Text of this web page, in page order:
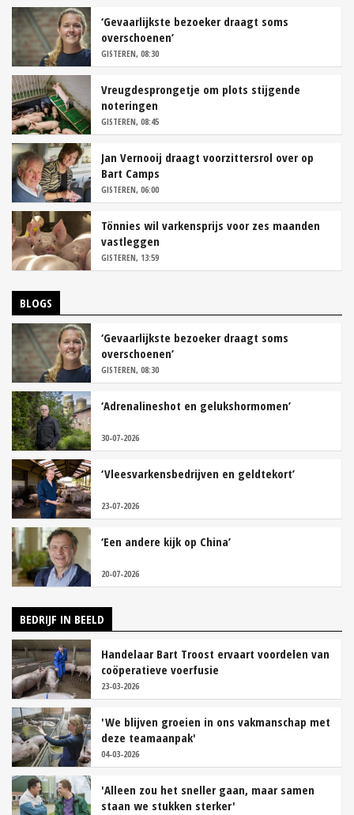
‘Gevaarlijkste bezoeker draagt soms
overschoenen’
GISTEREN, 08:30
Vreugdesprongetje om plots stijgende
noteringen
GISTEREN, 08:45
Jan Vernooij draagt voorzittersrol over op
Bart Camps
GISTEREN, 06:00
Tönnies wil varkensprijs voor zes maanden
vastleggen
GISTEREN, 13:59
BLOGS
‘Gevaarlijkste bezoeker draagt soms
overschoenen’
GISTEREN, 08:30
‘Adrenalineshot en gelukshormomen’
30-07-2026
‘Vleesvarkensbedrijven en geldtekort’
23-07-2026
‘Een andere kijk op China’
20-07-2026
BEDRIJF IN BEELD
Handelaar Bart Troost ervaart voordelen van
coöperatieve voerfusie
23-03-2026
'We blijven groeien in ons vakmanschap met
deze teamaanpak'
04-03-2026
'Alleen zou het sneller gaan, maar samen
staan we stukken sterker'